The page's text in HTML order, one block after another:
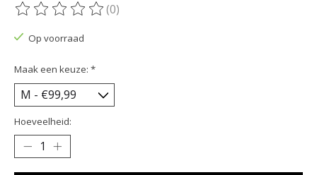
De beoordeling van dit product is
(0)
Op voorraad
Maak een keuze: *
Hoeveelheid: